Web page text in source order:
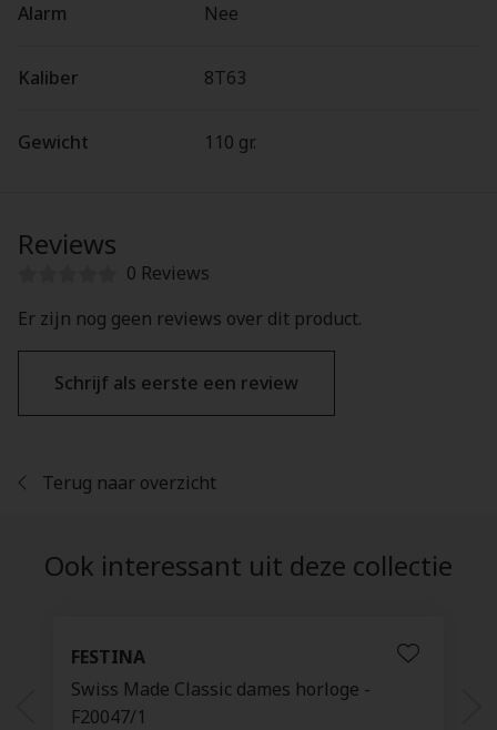
Alarm Nee
Kaliber 8T63
Gewicht 110 gr.
Reviews
0 Reviews
Er zijn nog geen reviews over dit product.
Schrijf als eerste een review
Terug naar overzicht
Ook interessant uit deze collectie
FESTINA
Swiss Made Classic dames horloge -
F20047/1